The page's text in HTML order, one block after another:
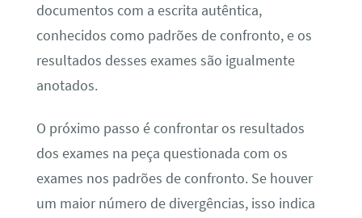
documentos com a escrita autêntica,
conhecidos como padrões de confronto, e os
resultados desses exames são igualmente
anotados.
O próximo passo é confrontar os resultados
dos exames na peça questionada com os
exames nos padrões de confronto. Se houver
um maior número de divergências, isso indica